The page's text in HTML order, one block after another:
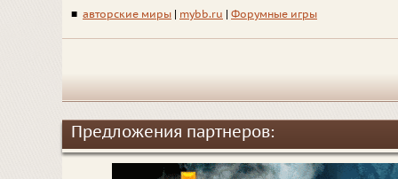
■ авторские миры mybb.ru Форумные игры
Предложения партнеров: